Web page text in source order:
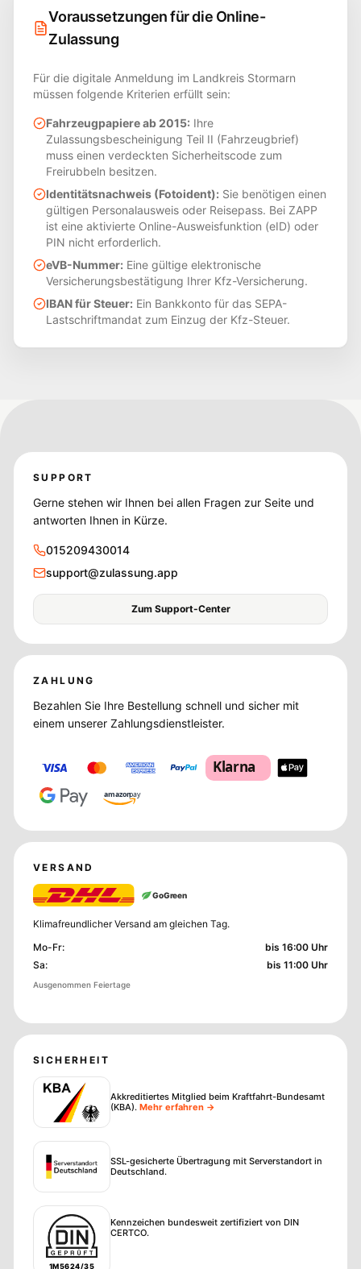
Voraussetzungen für die Online-
Zulassung
Für die digitale Anmeldung im Landkreis Stormarn
müssen folgende Kriterien erfüllt sein:
Fahrzeugpapiere ab 2015: Ihre
Zulassungsbescheinigung Teil II (Fahrzeugbrief)
muss einen verdeckten Sicherheitscode zum
Freirubbeln besitzen.
Identitätsnachweis (Fotoident): Sie benötigen einen
gültigen Personalausweis oder Reisepass. Bei ZAPP
ist eine aktivierte Online-Ausweisfunktion (eID) oder
PIN nicht erforderlich.
eVB-Nummer: Eine gültige elektronische
Versicherungsbestätigung Ihrer Kfz-Versicherung.
IBAN für Steuer: Ein Bankkonto für das SEPA-
Lastschriftmandat zum Einzug der Kfz-Steuer.
SUPPORT
Gerne stehen wir Ihnen bei allen Fragen zur Seite und
antworten Ihnen in Kürze.
015209430014
support@zulassung.app
Zum Support-Center
ZAHLUNG
Bezahlen Sie Ihre Bestellung schnell und sicher mit
einem unserer Zahlungsdienstleister.
Klarna
amazonpay
VERSAND
GoGreen
Klimafreundlicher Versand am gleichen Tag.
Mo-Fr:
bis 16:00 Uhr
Sa: bis 11:00 Uhr
Ausgenommen Feiertage
SICHERHEIT
Akkreditiertes Mitglied beim Kraftfahrt-Bundesamt
(KBA). Mehr erfahren →
SSL-gesicherte Übertragung mit Serverstandort in
Deutschland.
1M5624/35
Kennzeichen bundesweit zertifiziert von DIN
CERTCO.